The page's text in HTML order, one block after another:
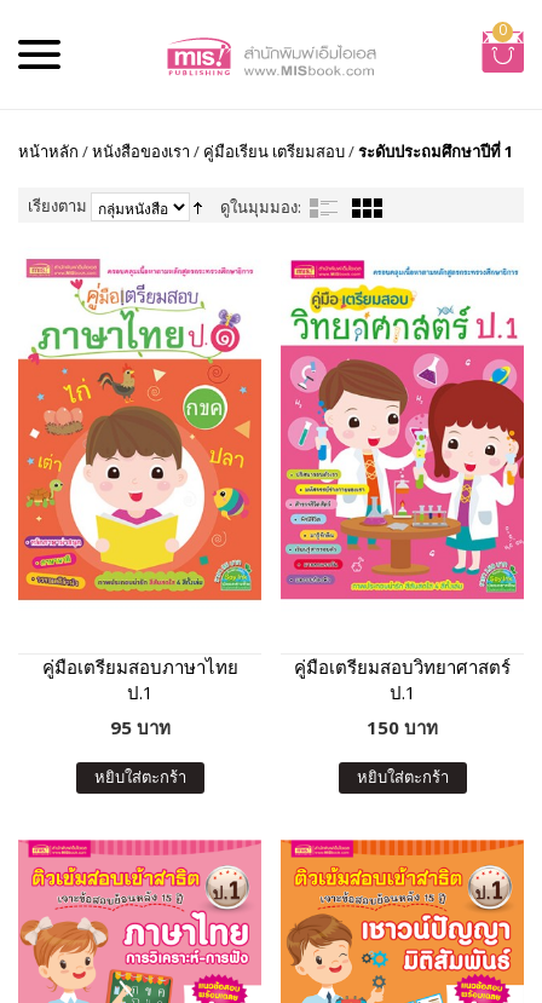
0
หน้าหลัก /หนังสือของเรา / คู่มือเรียน เตรียมสอบ/ระดับประถมศึกษาปีที่ 1
เรียงตาม ดูในมุมมอง:
คู่มือเตรียมสอบภาษาไทย
ป.1
95 บาท
หยิบใส่ตะกร้า
คู่มือเตรียมสอบวิทยาศาสตร์
ป.1
150 บาท
หยิบใส่ตะกร้า